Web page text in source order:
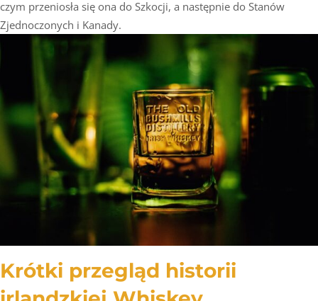
czym przeniosła się ona do Szkocji, a następnie do Stanów
Zjednoczonych i Kanady.
Krótki przegląd historii